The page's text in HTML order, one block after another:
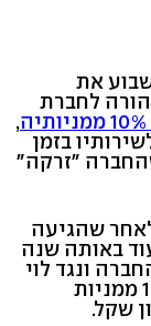
את
לחברת
,
בזמן
"זרקה"
לוי תקשורת החלה לפעול ב-2011 לאחר שהגיעה
באותה שנה
ונגד לוי
עצמו לאכיפת התחייבות להקצאת 10% ממניות